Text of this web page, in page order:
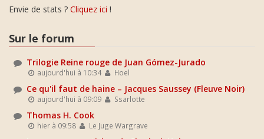
Envie de stats ? Cliquez ici !
Sur le forum
Trilogie Reine rouge de Juan Gómez-Jurado
aujourd'hui à 10:34 Hoel
Ce qu'il faut de haine – Jacques Saussey (Fleuve Noir)
aujourd'hui à 09:09 Ssarlotte
Thomas H. Cook
hier à 09:58 Le Juge Wargrave